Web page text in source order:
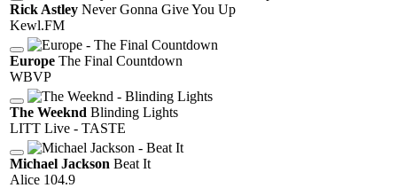
Rick Astley Never Gonna Give You Up
Kewl.FM
Europe The Final Countdown
WBVP
The Weeknd Blinding Lights
LITT Live - TASTE
Michael Jackson Beat It
Alice 104.9